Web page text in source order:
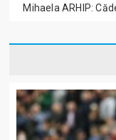
Mihaela ARHIP: